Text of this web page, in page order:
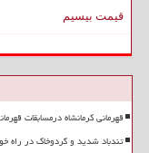
قیمت بیسیم
قهرمانی کرمانشاه درمسابقات
تندباد شدید و گردوخاک در راه